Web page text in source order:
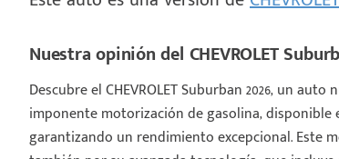
Nuestra opinión del CHEVROLET
Descubre el CHEVROLET Suburban 2026, un
imponente motorización de gasolina, disponible
garantizando un rendimiento excepcional. Este